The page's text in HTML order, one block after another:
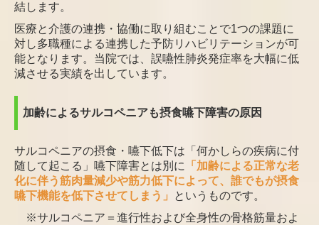
結します。
医療と介護の連携・協働に取り組むことで1つの課題に
対し多職種による連携した予防リハビリテーションが可
能となります。当院では、誤嚥性肺炎発症率を大幅に低
減させる実績を出しています。
加齢によるサルコペニアも摂食嚥下障害の原因
サルコペニアの摂食・嚥下低下は「何かしらの疾病に付
随して起こる」嚥下障害とは別に
「加齢による正常な老
化に伴う筋肉量減少や筋力低下によって、誰でもが摂食
嚥下機能を低下させてしまう」
というものです。
※サルコペニア＝進行性および全身性の骨格筋量およ